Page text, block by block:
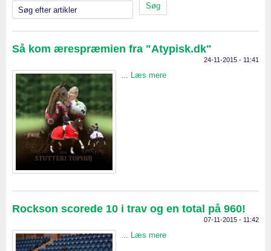
Søg efter artikler
Så kom ærespræmien fra "Atypisk.dk"
24-11-2015 - 11:41
Læs mere
Rockson scorede 10 i trav og en total på 960!
07-11-2015 - 11:42
... Læs mere